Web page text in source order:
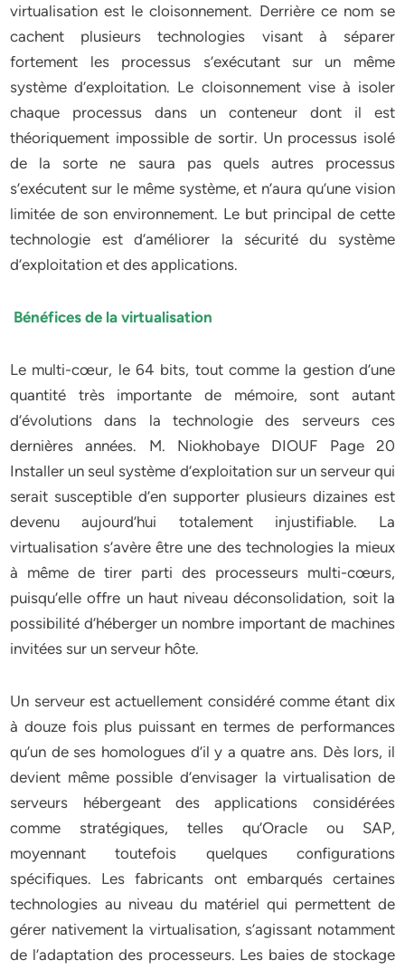
virtualisation est le cloisonnement. Derrière ce nom se
cachent plusieurs technologies visant à séparer
fortement les processus s’exécutant sur un même
système d’exploitation. Le cloisonnement vise à isoler
chaque processus dans un conteneur dont il est
théoriquement impossible de sortir. Un processus isolé
de la sorte ne saura pas quels autres processus
s’exécutent sur le même système, et n’aura qu’une vision
limitée de son environnement. Le but principal de cette
technologie est d’améliorer la sécurité du système
d’exploitation et des applications.
Bénéfices de la virtualisation
Le multi-cœur, le 64 bits, tout comme la gestion d’une
quantité très importante de mémoire, sont autant
d’évolutions dans la technologie des serveurs ces
dernières années. M. Niokhobaye DIOUF Page 20
Installer un seul système d’exploitation sur un serveur qui
serait susceptible d’en supporter plusieurs dizaines est
devenu aujourd’hui totalement injustifiable. La
virtualisation s’avère être une des technologies la mieux
à même de tirer parti des processeurs multi-cœurs,
puisqu’elle offre un haut niveau déconsolidation, soit la
possibilité d’héberger un nombre important de machines
invitées sur un serveur hôte.
Un serveur est actuellement considéré comme étant dix
à douze fois plus puissant en termes de performances
qu’un de ses homologues d’il y a quatre ans. Dès lors, il
devient même possible d’envisager la virtualisation de
serveurs hébergeant des applications considérées
comme stratégiques, telles qu’Oracle ou SAP,
moyennant toutefois quelques configurations
spécifiques. Les fabricants ont embarqués certaines
technologies au niveau du matériel qui permettent de
gérer nativement la virtualisation, s’agissant notamment
de l’adaptation des processeurs. Les baies de stockage